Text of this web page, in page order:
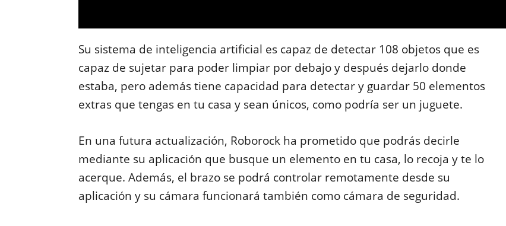
Su sistema de inteligencia artificial es capaz de detectar 108 objetos que es
capaz de sujetar para poder limpiar por debajo y después dejarlo donde
estaba, pero además tiene capacidad para detectar y guardar 50 elementos
extras que tengas en tu casa y sean únicos, como podría ser un juguete.
En una futura actualización, Roborock ha prometido que podrás decirle
mediante su aplicación que busque un elemento en tu casa, lo recoja y te lo
acerque. Además, el brazo se podrá controlar remotamente desde su
aplicación y su cámara funcionará también como cámara de seguridad.